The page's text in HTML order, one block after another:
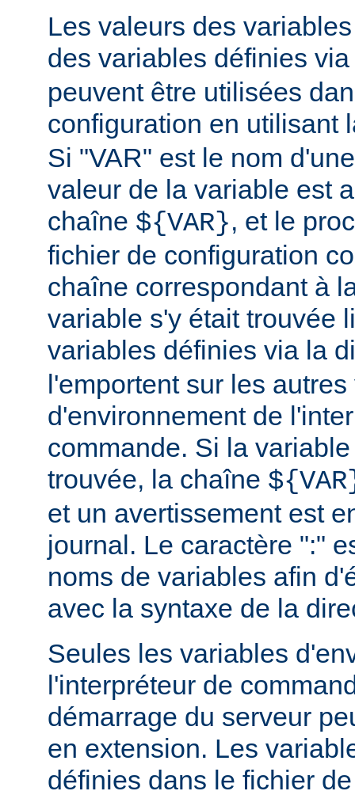
Les valeurs des
des variables définies
peuvent être utilisées
configuration en utilisant
Si "VAR" est le nom
valeur de la variable est
chaîne ${VAR}, et le
fichier de configuration
chaîne correspondant à
variable s'y était trouvée
variables définies via la
l'emportent sur les
d'environnement de
commande. Si la
trouvée, la chaîne
et un avertissement est
journal. Le caractère ":"
noms de variables afin
avec la syntaxe de la
Seules les variables
l'interpréteur de
démarrage du serveur
en extension. Les
définies dans le fichier